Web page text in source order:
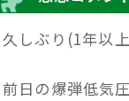
久しぶり(1年以
前日の爆弾低気